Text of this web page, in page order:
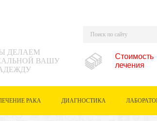
ДЕЛАЕМ
ВАШУ
Стоимость
лечения
РАКА ДИАГНОСТИКА